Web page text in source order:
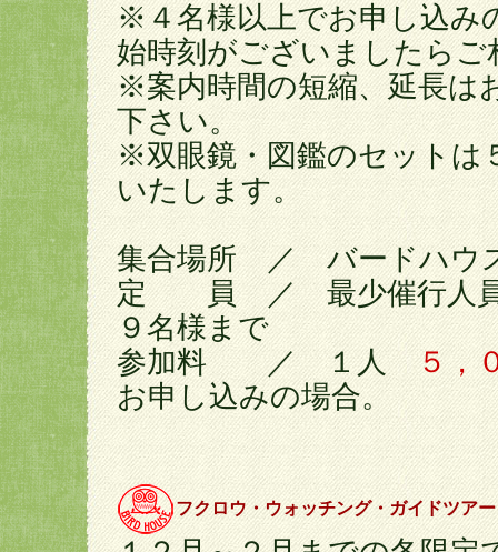
※４名様以上でお申し込み
始時刻がございましたらご
※案内時間の短縮、延長は
下さい。
※双眼鏡・図鑑のセットは
いたします。
集合場所 ／ バードハウ
定 員 ／ 最少催行人
９名様まで
参加料 ／ １人５，
お申し込みの場合。
フクロウ・ウォッチング・ガイドツアー